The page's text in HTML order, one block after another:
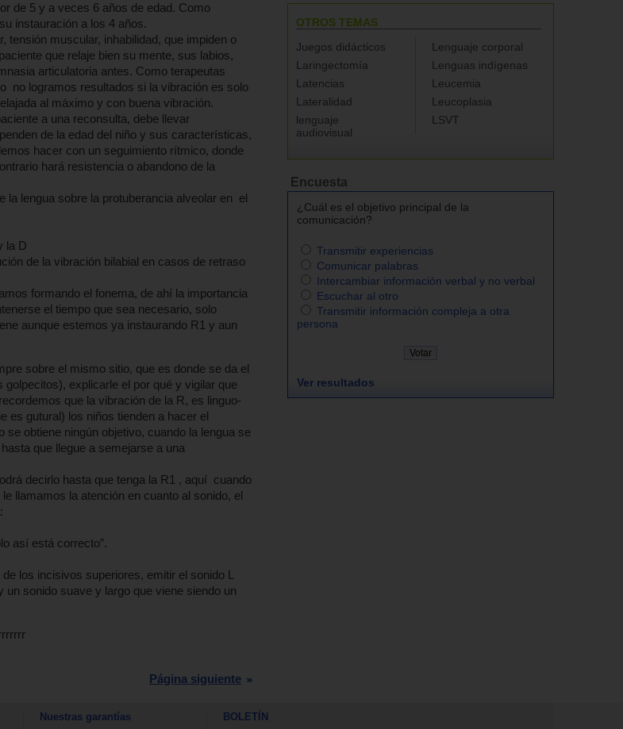
de 5 y a veces 6 años de edad. Como
instauración a los 4 años.
muscular, inhabilidad, que impiden o
que relaje bien su mente, sus labios,
articulatoria antes. Como terapeutas
no logramos resultados si la vibración es solo
al máximo y con buena vibración.
a una reconsulta, debe llevar
de la edad del niño y sus características,
hacer con un seguimiento rítmico, donde
hará resistencia o abandono de la
lengua sobre la protuberancia alveolar en el
la D
de la vibración bilabial en casos de retraso
formando el fonema, de ahí la importancia
el tiempo que sea necesario, solo
aunque estemos ya instaurando R1 y aun
sobre el mismo sitio, que es donde se da el
explicarle el por qué y vigilar que
que la vibración de la R, es linguo-
es gutural) los niños tienden a hacer el
obtiene ningún objetivo, cuando la lengua se
que llegue a semejarse a una
decirlo hasta que tenga la R1 , aquí cuando
llamamos la atención en cuanto al sonido, el
de la siguiente forma:
así está correcto”.
los incisivos superiores, emitir el sonido L
sonido suave y largo que viene siendo un
Página siguiente
OTROS TEMAS
Juegos didácticos
Laringectomía
Latencias
Lateralidad
lenguaje
audiovisual
Lenguaje corporal
Lenguas indígenas
Leucemia
Leucoplasia
LSVT
Encuesta
¿Cuál es el objetivo principal de la
comunicación?
Transmitir experiencias
Comunicar palabras
Intercambiar información verbal y no verbal
Escuchar al otro
Transmitir información compleja a otra
persona
Ver resultados
Nuestras garantías BOLETÍN